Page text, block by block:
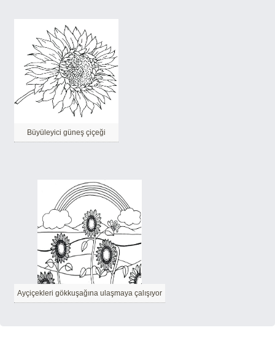
Büyüleyici güneş çiçeği
Ayçiçekleri gökkuşağına ulaşmaya çalışıyor